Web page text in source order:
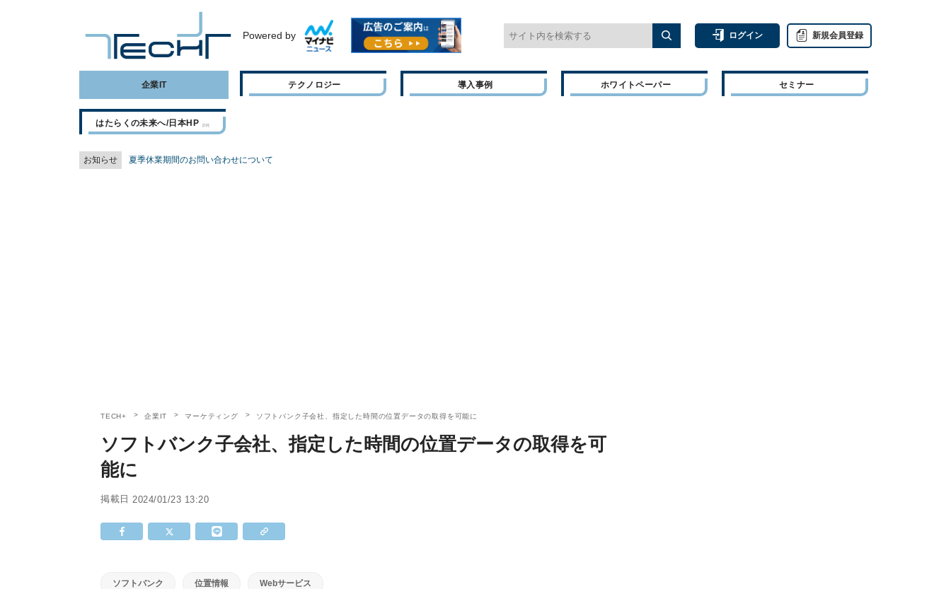
Powered by ログイン 新規会員登録
企業IT テクノロジー 導入事例 ホワイトペーパー セミナー
はたらくの未来へ/日本HP
お知らせ 夏季休業期間のお問い合わせについて
TECH+ 企業IT マーケティング ソフトバンク子会社、指定した時間の位置データの取得を可能に
ソフトバンク子会社、指定した時間の位置データの取得を可
能に
掲載日 2024/01/23 13:20
ソフトバンク 位置情報 Webサービス